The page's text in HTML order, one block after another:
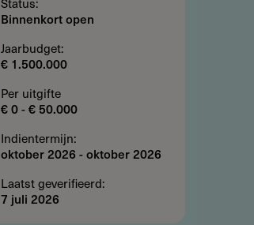
Binnenkort open
Jaarbudget:
€ 1.500.000
Per uitgifte
€ 0 - € 50.000
Indientermijn:
oktober 2026 -oktober 2026
Laatst geverifieerd:
7 juli 2026